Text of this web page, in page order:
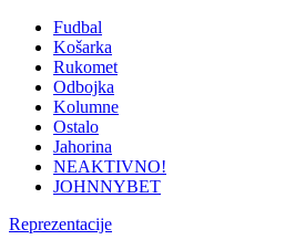
Fudbal
Košarka
Rukomet
Odbojka
Kolumne
Ostalo
Jahorina
NEAKTIVNO!
JOHNNYBET
Reprezentacije